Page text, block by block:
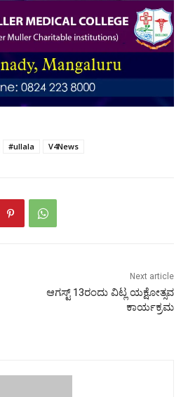
#ullala V4News
Next article
ಆಗಸ್ಟ್ 13ರಂದು ವಿಟ್ಲ ಯಕ್ಷೋತ್ಸವ
ಕಾರ್ಯಕ್ರಮ